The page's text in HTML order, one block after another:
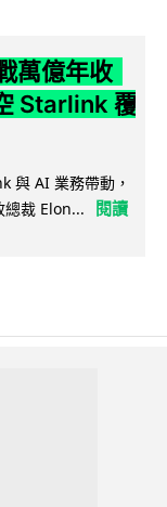
萬億年收
Starlink 覆
與 AI 業務帶動，
總裁 Elon...
閱讀